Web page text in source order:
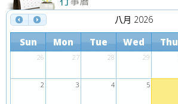
八月 2026
Sun Mon Tue Wed Thu
26 27 28 29
2 3 4 5